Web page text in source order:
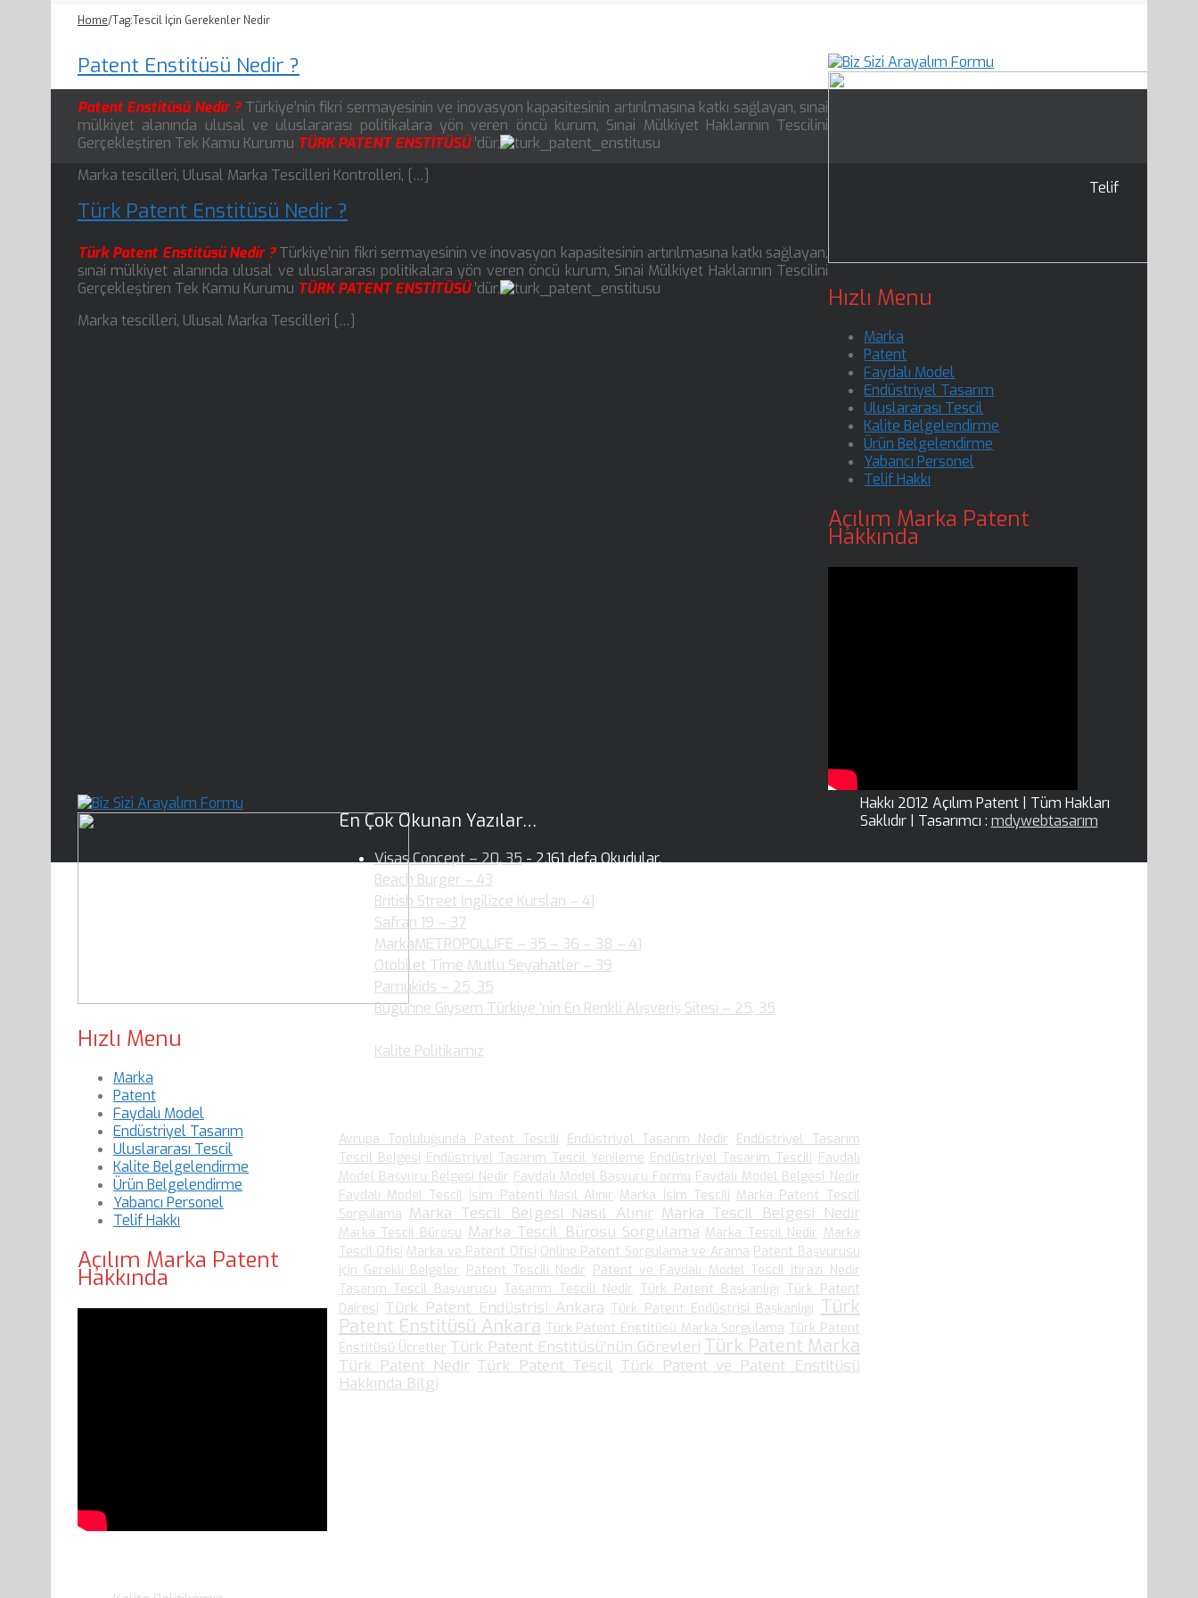
Home/Tag:Tescil İçin Gerekenler Nedir
Patent Enstitüsü Nedir ?
Patent Enstitüsü Nedir ?Türkiye’nin fikri sermayesinin ve inovasyon kapasitesinin artırılmasına katkı sağlayan, sınai
mülkiyet alanında ulusal ve uluslararası politikalara yön veren öncü kurum, Sınai Mülkiyet Haklarının Tescilini
Gerçekleştiren Tek Kamu Kurumu TÜRK PATENT ENSTİTÜSÜ ’dür.
Marka tescilleri, Ulusal Marka Tescilleri Kontrolleri, […]
Türk Patent Enstitüsü Nedir ?
Türk Patent Enstitüsü Nedir ?Türkiye’nin fikri sermayesinin ve inovasyon kapasitesinin artırılmasına katkı sağlayan,
sınai mülkiyet alanında ulusal ve uluslararası politikalara yön veren öncü kurum, Sınai Mülkiyet Haklarının Tescilini
Gerçekleştiren Tek Kamu Kurumu TÜRK PATENT ENSTİTÜSÜ’dür.
Marka tescilleri, Ulusal Marka Tescilleri […]
Hızlı Menu
Marka
Patent
Faydalı Model
Endüstriyel Tasarım
Uluslararası Tescil
Kalite Belgelendirme
Ürün Belgelendirme
Yabancı Personel
Telif Hakkı
Açılım Marka Patent
Hakkında
Hızlı Menu
Marka
Patent
Faydalı Model
Endüstriyel Tasarım
Uluslararası Tescil
Kalite Belgelendirme
Ürün Belgelendirme
Yabancı Personel
Telif Hakkı
Açılım Marka Patent
Hakkında
En Çok Okunan Yazılar…
Visas Concept – 20, 35- 2.161 defa Okudular.
Beach Burger – 43
British Street İngilizce Kursları – 41
Safran 19 – 37
MarkaMETROPOLLİFE – 35 – 36 – 38 – 41
Otobilet Time Mutlu Seyahatler – 39
Pamukids – 25, 35
Bugünne Giysem Türkiye ‘nin En Renkli Alışveriş Sitesi – 25, 35
Kalite Politikamız
Avrupa Topluluğunda Patent Tescili Endüstriyel Tasarım Nedir Endüstriyel Tasarım
Tescil Belgesi Endüstriyel Tasarım Tescil Yenileme Endüstriyel Tasarım Tescili Faydalı
Model Başvuru Belgesi Nedir Faydalı Model Başvuru Formu Faydalı Model Belgesi Nedir
Faydalı Model Tescil İsim Patenti Nasıl Alınır Marka İsim Tescili Marka Patent Tescil
Sorgulama Marka Tescil Belgesi Nasıl Alınır Marka Tescil Belgesi Nedir
Marka Tescil Bürosu Marka Tescil Bürosu Sorgulama Marka Tescil Nedir Marka
Tescil Ofisi Marka ve Patent Ofisi Online Patent Sorgulama ve Arama Patent Başvurusu
için Gerekli Belgeler Patent Tescili Nedir Patent ve Faydalı Model Tescil İtirazı Nedir
Tasarım Tescil Başvurusu Tasarım Tescili Nedir Türk Patent Başkanlığı Türk Patent
Dairesi Türk Patent Endüstrisi Ankara Türk Patent Endüstrisi Başkanlığı Türk
Patent Enstitüsü Ankara Türk Patent Enstitüsü Marka Sorgulama Türk Patent
Enstitüsü Ücretler Türk Patent Enstitüsü’nün Görevleri Türk Patent Marka
Türk Patent Nedir Türk Patent Tescil Türk Patent ve Patent Enstitüsü
Hakkında Bilgi
Telif
Hakkı 2012 Açılım Patent | Tüm Hakları
Saklıdır | Tasarımcı : mdywebtasarım